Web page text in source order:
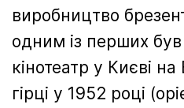
виробництво
одним із перших був
кінотеатр у Києві
гірці у 1952 році